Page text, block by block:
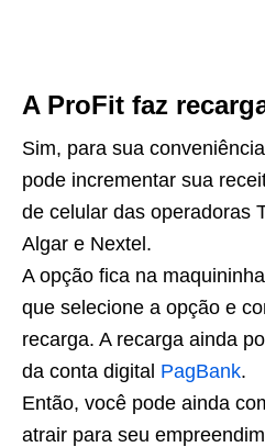
A ProFit faz
Sim, para sua
pode incrementar sua
de celular das operadoras
Algar e Nextel.
A opção fica na
que selecione a opção e
recarga. A recarga ainda
da conta digital PagBank.
Então, você pode ainda
atrair para seu